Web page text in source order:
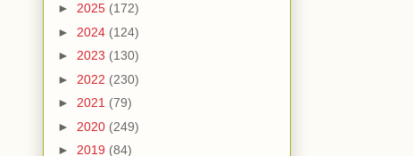
► 2025 (172)
► 2024 (124)
► 2023 (130)
► 2022 (230)
► 2021 (79)
► 2020 (249)
► 2019 (84)